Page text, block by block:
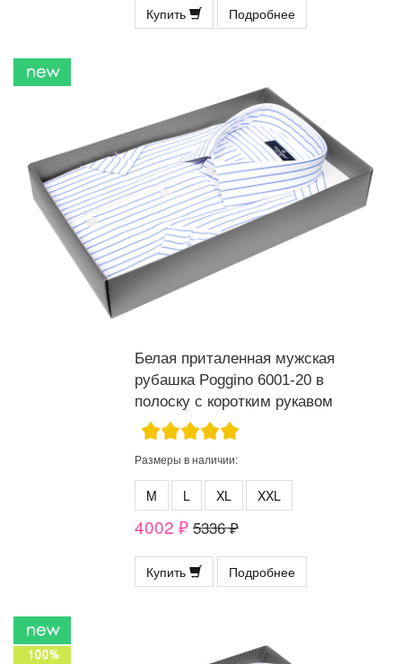
Купить Подробнее
Белая приталенная мужская
рубашка Poggino 6001-20 в
полоску с коротким рукавом
Размеры в наличии:
M L XL XXL
4002 ₽ 5336 ₽
Купить Подробнее